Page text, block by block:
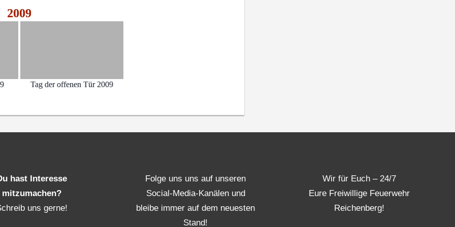
2009
Tag der offenen Tür 2009
hast Interesse
mitzumachen?
uns gerne!
Folge uns uns auf unseren
Social-Media-Kanälen und
bleibe immer auf dem neuesten
Stand!
Wir für Euch – 24/7
Eure Freiwillige Feuerwehr
Reichenberg!